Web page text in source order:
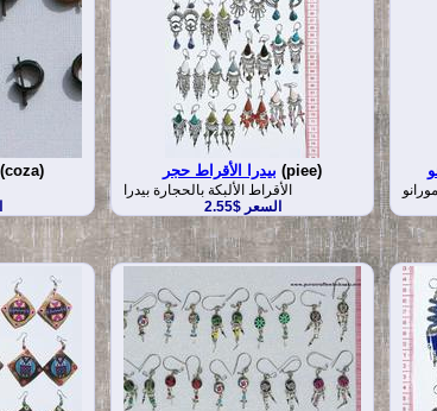
بيدرا الأقراط حجر (piee)
الأقراط الألبكة بالحجارة بيدرا
السعر $2.55